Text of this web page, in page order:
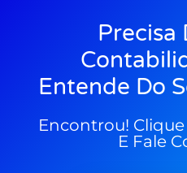
Precisa
Entende Do
Encontrou!
E Fale